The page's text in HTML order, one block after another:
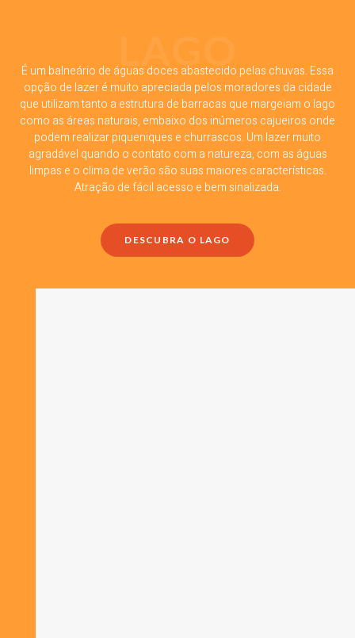
É um balneário de águas doces abastecido pelas chuvas. Essa
opção de lazer é muito apreciada pelos moradores da cidade
que utilizam tanto a estrutura de barracas que margeiam o lago
como as áreas naturais, embaixo dos inúmeros cajueiros onde
podem realizar piqueniques e churrascos. Um lazer muito
agradável quando o contato com a natureza, com as águas
limpas e o clima de verão são suas maiores características.
Atração de fácil acesso e bem sinalizada.
DESCUBRA O LAGO